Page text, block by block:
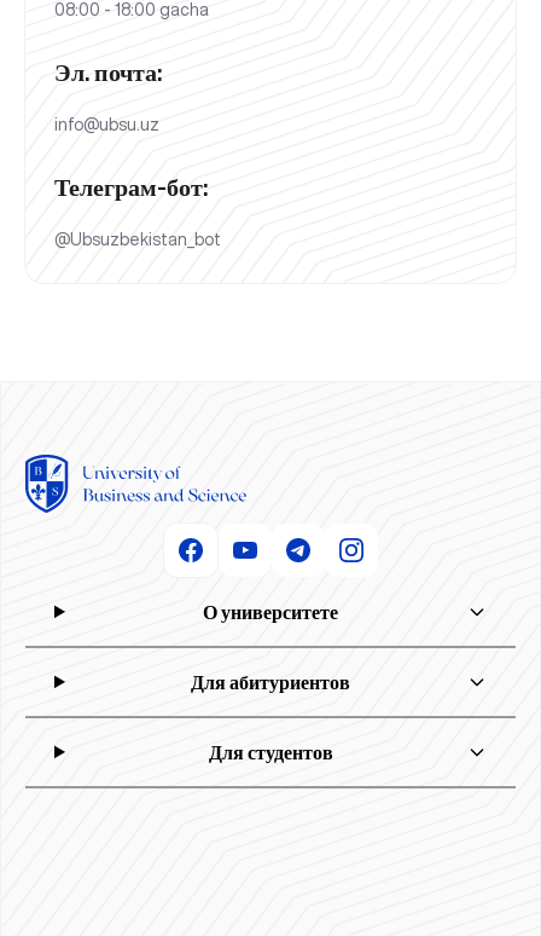
08:00 - 18:00 gacha
Эл. почта:
info@ubsu.uz
Телеграм-бот:
@Ubsuzbekistan_bot
О университете
Для абитуриентов
Для студентов